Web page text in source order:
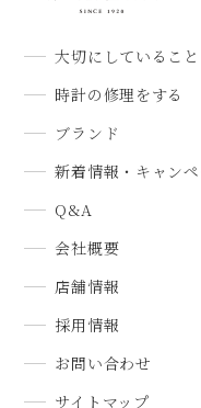
大切にしていること
時計の修理をする
ブランド
新着情報・キャン
Q&A
会社概要
店舗情報
採用情報
お問い合わせ
サイトマップ